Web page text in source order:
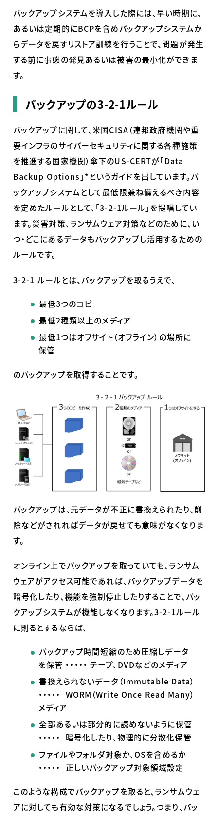
バックアップシステムを導入した際には、早い時期に、
あるいは定期的にBCPを含めバックアップシステムか
らデータを戻すリストア訓練を行うことで、問題が発生
する前に事態の発見あるいは被害の最小化ができま
す。
バックアップの3-2-1ルール
バックアップに関して、米国CISA （連邦政府機関や重
要インフラのサイバーセキュリティに関する各種施策
を推進する国家機関）傘下のUS-CERTが「Data
Backup Options 」*というガイドを出しています。バ
ックアップシステムとして最低限兼ね備えるべき内容
を定めたルールとして、「3-2-1ルール」を提唱してい
ます。災害対策、ランサムウェア対策などのために、い
つ・どこにあるデータもバックアップし活用するための
ルールです。
3-2-1 ルールとは、バックアップを取るうえで、
最低3つのコピー
最低2種類以上のメディア
最低1つはオフサイト（オフライン）の場所に
保管
のバックアップを取得することです。
バックアップは、元データが不正に書換えられたり、削
除などがされればデータが戻せても意味がなくなりま
す。
オンライン上でバックアップを取っていても、ランサム
ウェアがアクセス可能であれば、バックアップデータを
暗号化したり、機能を強制停止したりすることで、バッ
クアップシステムが機能しなくなります。3-2-1ルール
に則るとするならば、
バックアップ時間短縮のため圧縮しデータ
を保管 ・・・・・ テープ、 DVDなどのメディア
書換えられないデータ（Immutable Data）
・・・・・ WORM （Write Once Read Many）
メディア
全部あるいは部分的に読めないように保管
・・・・・
暗号化したり、物理的に分散化保管
ファイルやフォルダ対象か、 OSを含めるか
・・・・・
正しいバックアップ対象領域設定
このような構成でバックアップを取ると、ランサムウェ
アに対しても有効な対策になるでしょう。つまり、バッ